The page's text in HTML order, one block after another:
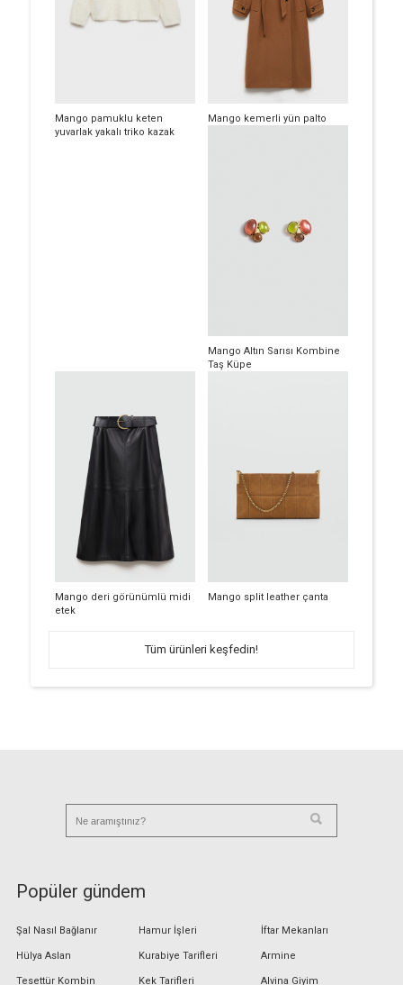
Mango pamuklu keten
yuvarlak yakalı triko kazak
Mango kemerli yün palto
Mango Altın Sarısı Kombine
Taş Küpe
Mango deri görünümlü midi
etek
Mango split leather çanta
Tüm ürünleri keşfedin!
Popüler gündem
Şal Nasıl Bağlanır
Hülya Aslan
Tesettür Kombin
Hamur İşleri
Kurabiye Tarifleri
Kek Tarifleri
İftar Mekanları
Armine
Alvina Giyim